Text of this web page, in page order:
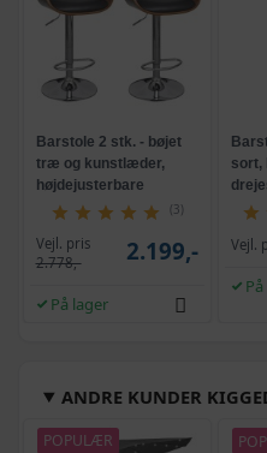
Barstole 2 stk. - bøjet
træ og kunstlæder,
højdejusterbare
(3)
Vejl. pris
2.778,-
2.199,-
På lager
sort,
Vejl.
ANDRE KUNDER
POPULÆR